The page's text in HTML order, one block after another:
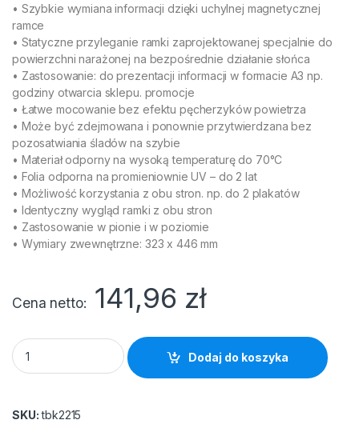
• Szybkie wymiana informacji dzięki uchylnej magnetycznej
ramce
• Statyczne przyleganie ramki zaprojektowanej specjalnie do
powierzchni narażonej na bezpośrednie działanie słońca
• Zastosowanie: do prezentacji informacji w formacie A3 np.
godziny otwarcia sklepu. promocje
• Łatwe mocowanie bez efektu pęcherzyków powietrza
• Może być zdejmowana i ponownie przytwierdzana bez
pozosatwiania śladów na szybie
• Materiał odporny na wysoką temperaturę do 70°C
• Folia odporna na promieniownie UV – do 2 lat
• Możliwość korzystania z obu stron. np. do 2 plakatów
• Identyczny wygląd ramki z obu stron
• Zastosowanie w pionie i w poziomie
• Wymiary zwewnętrzne: 323 x 446 mm
Cena netto 141,96 zł
DURAFRAME SUN A3 Ramka informacyjna na powierzchnie
Dodaj do koszyka
SKU:tbk2215